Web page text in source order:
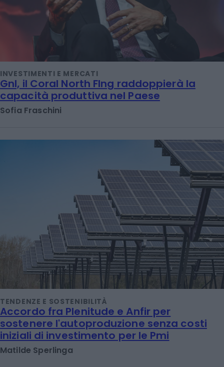
INVESTIMENTI E MERCATI
Gnl, il Coral North Flng raddoppierà la
capacità produttiva nel Paese
Sofia Fraschini
TENDENZE E SOSTENIBILITÀ
Accordo fra Plenitude e Anfir per
sostenere l'autoproduzione senza costi
iniziali di investimento per le Pmi
Matilde Sperlinga